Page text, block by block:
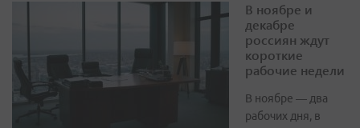
В ноябре и
декабре
россиян ждут
короткие
рабочие недели
В ноябре — два
рабочих дня, в